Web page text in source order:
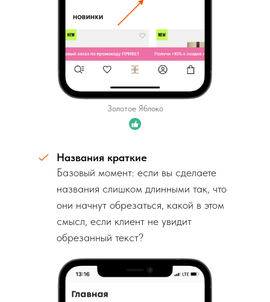
Золотое Яблоко
Названия краткие
Базовый момент: если вы сделаете
названия слишком длинными так, что
они начнут обрезаться, какой в этом
смысл, если клиент не увидит
обрезанный текст?